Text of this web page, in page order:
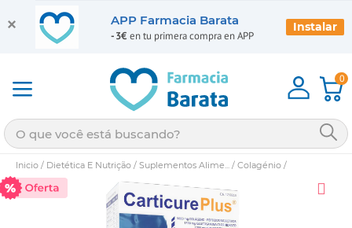
0
Inicio / Dietética E Nutrição / Suplementos Alime... / Colagénio /
APP Farmacia Barata
-3€ en tu primera compra en APP
Instalar